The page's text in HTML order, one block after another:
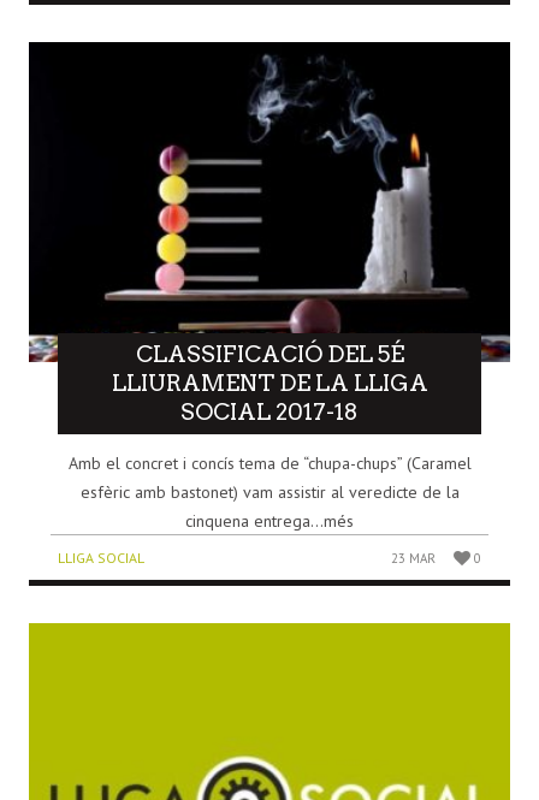
CLASSIFICACIÓ DEL 5É
LLIURAMENT DE LA LLIGA
SOCIAL 2017-18
Amb el concret i concís tema de “chupa-chups” (Caramel
esfèric amb bastonet) vam assistir al veredicte de la
cinquena entrega...més
LLIGA SOCIAL 23 MAR 0